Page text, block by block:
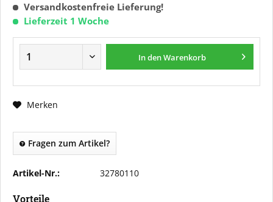
Versandkostenfreie Lieferung!
Lieferzeit 1 Woche
In denWarenkorb
Merken
Fragen zum Artikel?
Artikel-Nr.: 32780110
Vorteile